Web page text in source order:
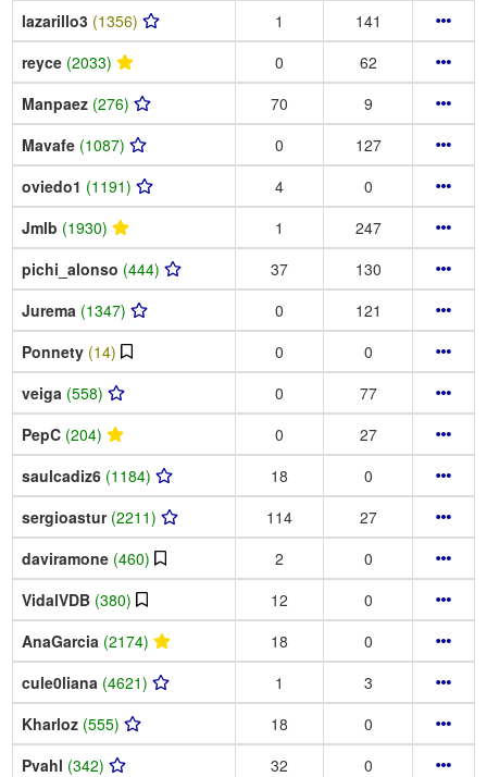
lazarillo3 (1356) 1
141
reyce (2033) 0
62
Manpaez (276) 70
9
Mavafe (1087) 0
127
oviedo1 (1191) 4
0
Jmlb (1930) 1
247
pichi_alonso (444) 37
130
Jurema (1347) 0
121
Ponnety (14) 0
0
veiga (558) 0
77
PepC (204) 0
27
saulcadiz6 (1184) 18
0
sergioastur (2211) 114
27
daviramone (460) 2
0
VidalVDB (380) 12
0
AnaGarcia (2174) 18
0
cule0liana (4621) 1
3
Kharloz (555) 18
0
Pvahl (342) 32
0